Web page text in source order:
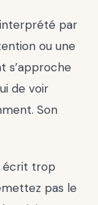
par
ou une
s’approche
de voir
Son
écrit trop
pas le